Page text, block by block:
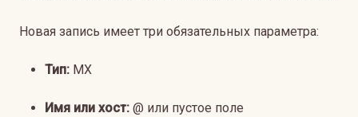
Новая запись имеет три обязательных параметра:
Тип: MX
Имя или хост: @ или пустое поле